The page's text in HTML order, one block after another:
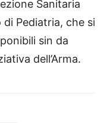
Sanitaria
Pediatria, che si
sin da
dell’Arma.